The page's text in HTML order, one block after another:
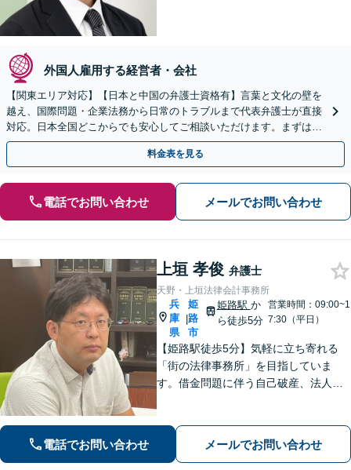
外国人雇用する経営者・会社
【関東エリア対応】【日本と中国の弁護士資格有】言葉と文化の壁を
越え、国際問題・企業法務から日常のトラブルまで代表弁護士が直接
対応。日本全国どこからでも安心してご相談いただけます。まずは一
歩を踏み出してみませんか。【初回相談無料】
料金表を見る
電話でお問い合わせ メールでお問い合わせ
上垣 孝俊 弁護士
天野・上垣法律会計事務所
兵
庫
県
|
姫
路
市
姫路駅 か
ら徒歩5分
営業時間：09:00~1
7:30（平日）
【姫路駅徒歩5分】気軽に立ち寄れる
「街の法律事務所」を目指していま
す。借金問題に伴う自己破産、法人破
しっかり耳を傾けサポートいたしま
す。【初回相談無料】【個室対応】
電話でお問い合わせ メールでお問い合わせ